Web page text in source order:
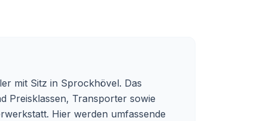
mit Sitz in Sprockhövel. Das
Preisklassen, Transporter sowie
Hier werden umfassende